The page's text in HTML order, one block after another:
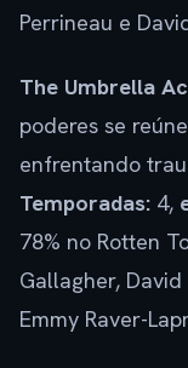
Perrineau e
The Umbrella
poderes se
enfrentando
Temporadas: 4,
78% no Rotten
Gallagher,
Emmy Raver-